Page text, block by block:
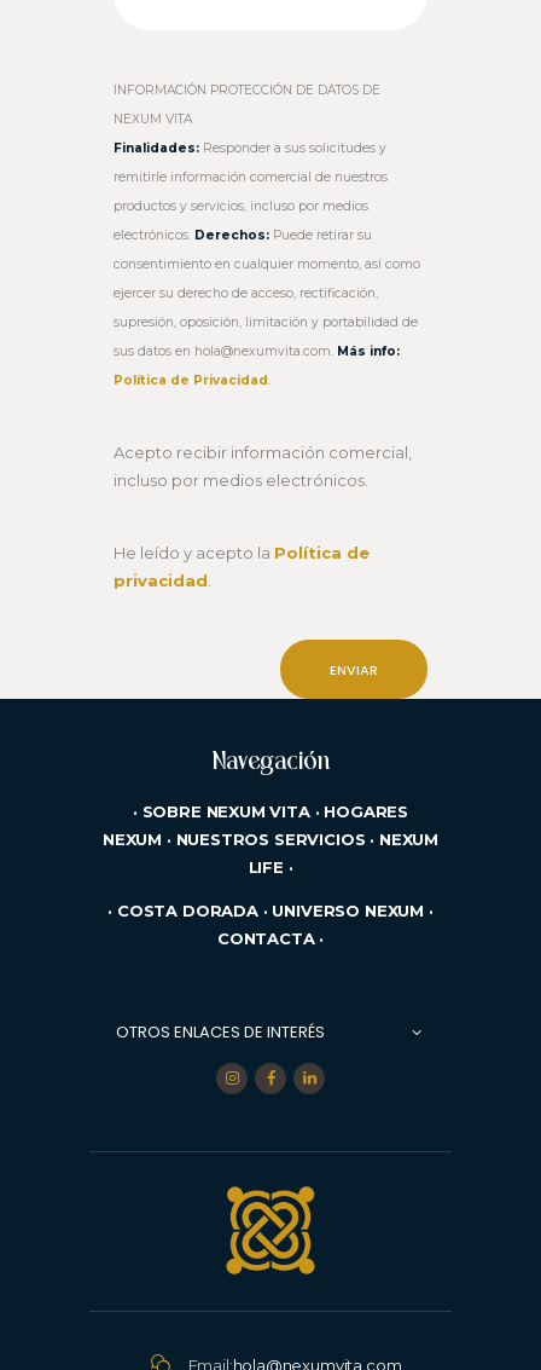
INFORMACIÓN PROTECCIÓN DE DATOS DE
NEXUM VITA
Finalidades: Responder a sus solicitudes y
remitirle información comercial de nuestros
productos y servicios, incluso por medios
electrónicos. Derechos: Puede retirar su
consentimiento en cualquier momento, así como
ejercer su derecho de acceso, rectificación,
supresión, oposición, limitación y portabilidad de
sus datos en hola@nexumvita.com. Más info:
Política de Privacidad.
Acepto recibir información comercial,
incluso por medios electrónicos.
He leído y acepto la Política de
privacidad.
Navegación
· SOBRE NEXUM VITA· HOGARES
NEXUM · NUESTROS SERVICIOS · NEXUM
LIFE ·
· COSTA DORADA· UNIVERSO NEXUM ·
CONTACTA·
Email:hola@nexumvita.com